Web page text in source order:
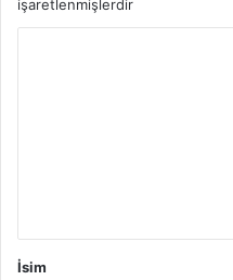
işaretlenmişlerdir
İsim